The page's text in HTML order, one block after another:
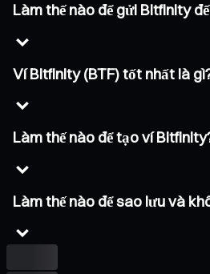
Làm thế nào để gửi Bitfinity
Ví Bitfinity (BTF) tốt nhất là
Làm thế nào để tạo ví
Làm thế nào để sao lưu và